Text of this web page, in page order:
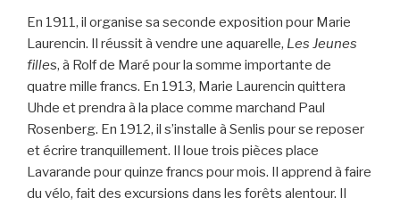
En 1911, il organise sa seconde exposition pour Marie
Laurencin. Il réussit à vendre une aquarelle, Les Jeunes
filles, à Rolf de Maré pour la somme importante de
quatre mille francs. En 1913, Marie Laurencin quittera
Uhde et prendra à la place comme marchand Paul
Rosenberg. En 1912, il s’installe à Senlis pour se reposer
et écrire tranquillement. Il loue trois pièces place
Lavarande pour quinze francs pour mois. Il apprend à faire
du vélo, fait des excursions dans les forêts alentour. Il